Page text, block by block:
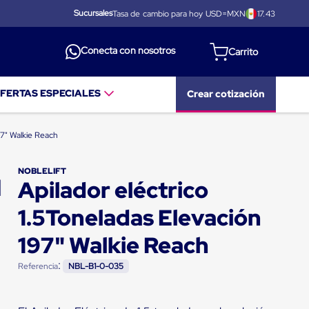
SucursalesTasa de cambio para hoy USD=MXN 17.43
Conecta con nosotros
ESPECIALES Crear cotización
Walkie Reach
NOBLELIFT
Apilador eléctrico
1.5Toneladas Elevación
197" Walkie Reach
Referencia: NBL-B1-0-035